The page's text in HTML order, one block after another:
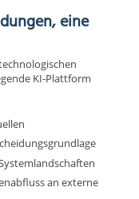
eine
KI-Plattform
an externe